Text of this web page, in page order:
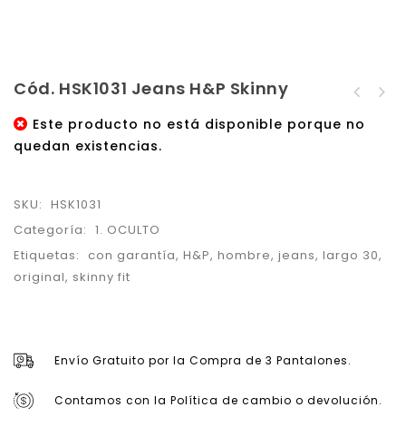
Cód. HSK1031 Jeans H&P Skinny
Este producto no está disponible porque no
quedan existencias.
SKU: HSK1031
Categoría: 1. OCULTO
Etiquetas:
con garantía, H&P, hombre, jeans, largo 30,
original, skinny fit
Envío Gratuito por la Compra de 3 Pantalones.
Contamos con la Política de cambio o devolución.